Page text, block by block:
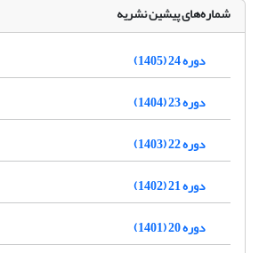
شماره‌های پیشین نشریه
دوره 24 (1405)
دوره 23 (1404)
دوره 22 (1403)
دوره 21 (1402)
دوره 20 (1401)